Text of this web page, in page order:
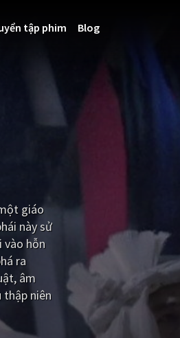
tập phim Blog
giáo
này sử
vào hỗn
ra
âm
thập niên